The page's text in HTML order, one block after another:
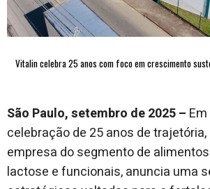
Vitalincelebra 25 anos com foco em crescimento
São Paulo, setembro de 2025 –
celebração de 25 anos de trajetória,
empresa do segmento de
lactose e funcionais, anuncia uma